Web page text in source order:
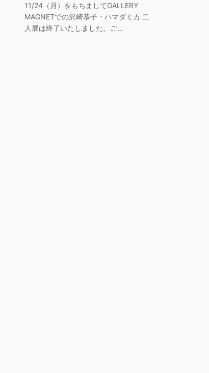
11/24（月）をもちましてGALLERY
MAGNETでの沢崎恭子・ハマダミカ 二
人展は終了いたしました。ご…